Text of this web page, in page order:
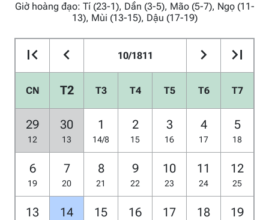
Giờ hoàng đạo: Tí (23-1), Dần (3-5), Mão (5-7), Ngọ (11-
13), Mùi (13-15), Dậu (17-19)
10/1811
CN T2 T3 T4 T5 T6 T7
29
12
30
13
1
14/8
2
15
3
16
4
17
5
18
6
19
7
20
8
21
9
22
10
23
11
24
12
25
13 14 15 16 17 18 19